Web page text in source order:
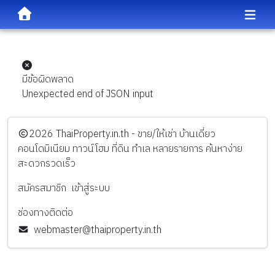
มีข้อผิดพลาด
Unexpected end of JSON input
️2026 ThaiProperty.in.th - ขาย/ให้เช่า บ้านเดี่ยว
คอนโดมิเนียม ทาวน์โฮม ที่ดิน ทำเล หลายรายการ ค้นหาง่าย
สะดวกรวดเร็ว
สมัครสมาชิก เข้าสู่ระบบ
ช่องทางติดต่อ
webmaster@thaiproperty.in.th